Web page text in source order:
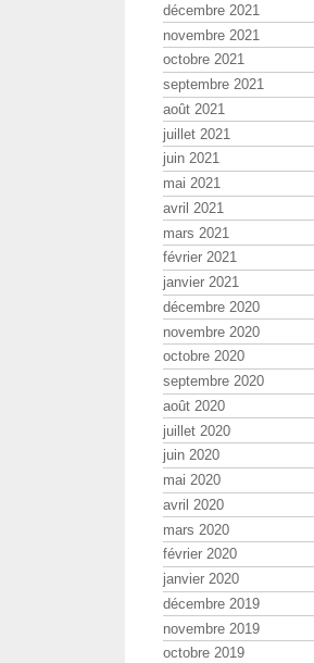
décembre 2021
novembre 2021
octobre 2021
septembre 2021
août 2021
juillet 2021
juin 2021
mai 2021
avril 2021
mars 2021
février 2021
janvier 2021
décembre 2020
novembre 2020
octobre 2020
septembre 2020
août 2020
juillet 2020
juin 2020
mai 2020
avril 2020
mars 2020
février 2020
janvier 2020
décembre 2019
novembre 2019
octobre 2019